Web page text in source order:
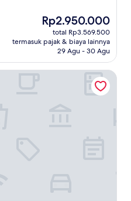
Harga
sekarang
Rp2.950.000
Rp2.950.000
total Rp3.569.500
termasuk pajak & biaya lainnya
29 Agu - 30 Agu